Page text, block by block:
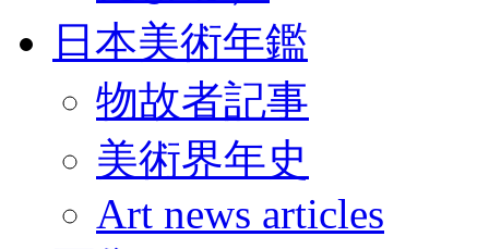
日本美術年鑑
物故者記事
美術界年史
Art news articles